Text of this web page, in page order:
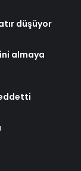
düşüyor
almaya